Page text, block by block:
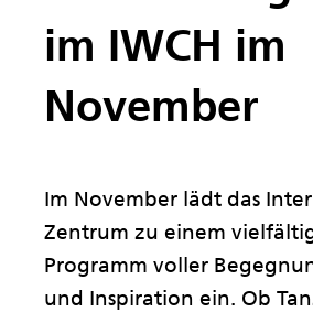
im IWCH im
November
Im November lädt das
Zentrum zu einem
Programm voller
und Inspiration ein. Ob